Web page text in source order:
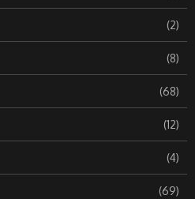
(2)
(8)
(68)
(12)
(4)
(69)